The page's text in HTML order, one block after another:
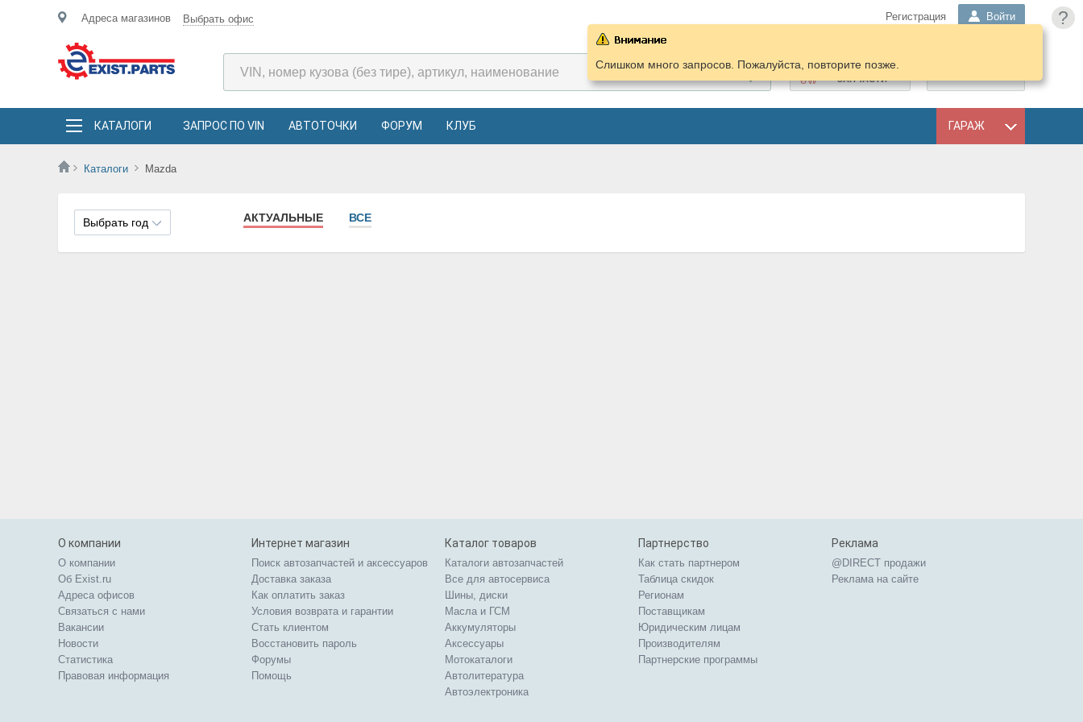
?
Адреса магазинов Выбрать офис Регистрация Войти
ПОДОБРАТЬ
ЗАПЧАСТИ
КАТАЛОГИ ЗАПРОС ПО VIN АВТОТОЧКИ ФОРУМ КЛУБ ГАРАЖ
Каталоги Mazda
Слишком много запросов. Пожалуйста, повторите позже.
Выбрать год АКТУАЛЬНЫЕ ВСЕ
О компании
О компании
Об Exist.ru
Адреса офисов
Связаться с нами
Вакансии
Новости
Статистика
Правовая информация
Интернет магазин
Поиск автозапчастей и аксессуаров
Доставка заказа
Как оплатить заказ
Условия возврата и гарантии
Стать клиентом
Восстановить пароль
Форумы
Помощь
Каталог товаров
Каталоги автозапчастей
Все для автосервиса
Шины, диски
Масла и ГСМ
Аккумуляторы
Аксессуары
Мотокаталоги
Автолитература
Автоэлектроника
Партнерство
Как стать партнером
Таблица скидок
Регионам
Поставщикам
Юридическим лицам
Производителям
Партнерские программы
Реклама
@DIRECT продажи
Реклама на сайте